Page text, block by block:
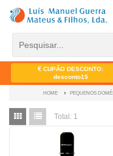
CUPÃO DESCONTO:
desconto15
HOME PEQUENOS
Total: 1